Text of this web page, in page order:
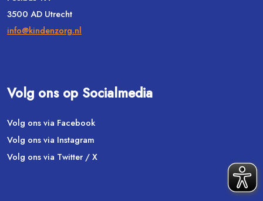
3500 AD Utrecht
info@kindenzorg.nl
Volg ons op Socialmedia
Volg ons via Facebook
Volg ons via Instagram
Volg ons via Twitter / X